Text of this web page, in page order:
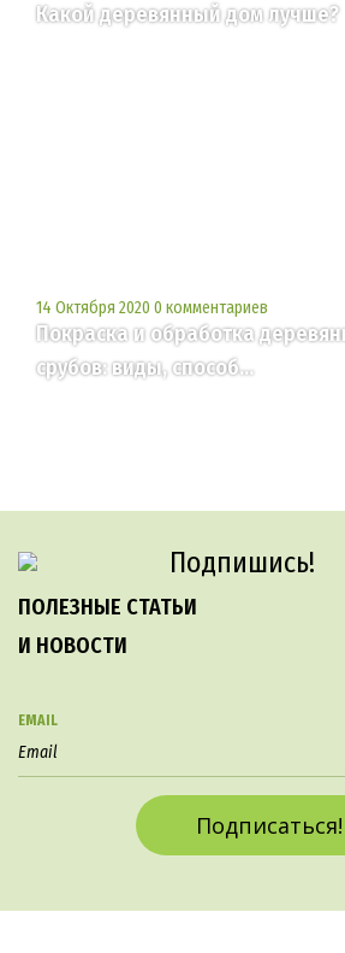
Какой деревянный дом лучше?
14 Октября 2020 0 комментариев
Покраска и обработка
срубов: виды, способ...
Подпишись!
ПОЛЕЗНЫЕ СТАТЬИ
И НОВОСТИ
EMAIL
Подписаться!